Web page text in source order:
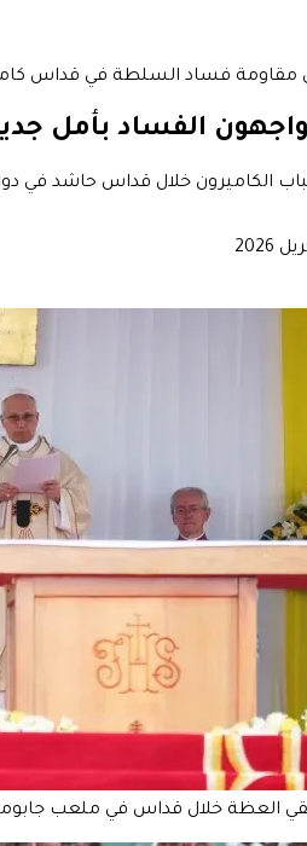
مقاومة فساد السلطة في قداس
الفساد بأمل
الكاميرون خلال قداس حاشد في
في ملعب جابوما في دوالا، الكاميرون، يوم الجمعة، 17 أبريل 2026،